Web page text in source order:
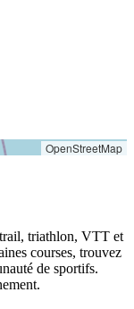
OpenStreetMap
triathlon, VTT et
courses, trouvez
de sportifs.